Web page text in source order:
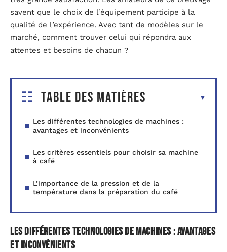
savent que le choix de l’équipement participe à la
qualité de l’expérience. Avec tant de modèles sur le
marché, comment trouver celui qui répondra aux
attentes et besoins de chacun ?
Table des matières
Les différentes technologies de machines :
avantages et inconvénients
Les critères essentiels pour choisir sa machine
à café
L’importance de la pression et de la
température dans la préparation du café
Les différentes technologies de machines : avantages
et inconvénients